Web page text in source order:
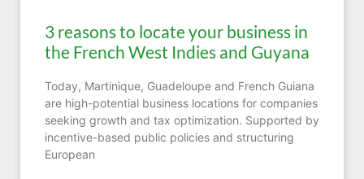
3 reasons to locate your business in
the French West Indies and Guyana
Today, Martinique, Guadeloupe and French Guiana
are high-potential business locations for companies
seeking growth and tax optimization. Supported by
incentive-based public policies and structuring
European